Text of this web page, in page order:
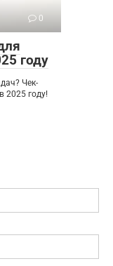
0
году
Чек-
2025 году!